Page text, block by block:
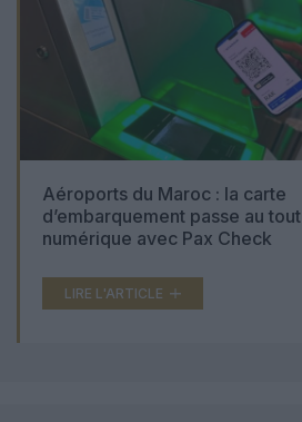
Aéroports du Maroc : la carte
d’embarquement passe au tout
numérique avec Pax Check
LIRE L'ARTICLE